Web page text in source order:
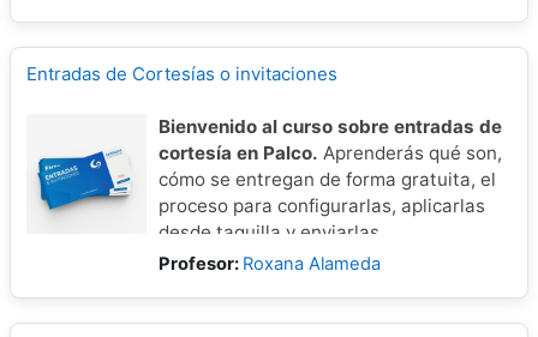
Entradas de Cortesías o invitaciones
Bienvenido al curso sobre entradas de
cortesía en Palco. Aprenderás qué son,
cómo se entregan de forma gratuita, el
proceso para configurarlas, aplicarlas
desde taquilla y enviarlas
correctamente a tus clientes.
Profesor: Roxana Alameda